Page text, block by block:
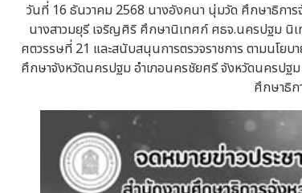
วันที่ 16 ธันวาคม 2568 นางอังคนา นุ่มวัด ศึกษาธิกา
นางสาวมยุรี เจริญศิริ ศึกษานิเทศก์ ศธจ.นครปฐม นิ
ศตวรรษที่ 21 และสนับสนุนการตรวจราชการ ตามนโยบ
ศึกษาจังหวัดนครปฐม อำเภอนครชัยศรี จังหวัดนครปฐม
ศึกษาธิก